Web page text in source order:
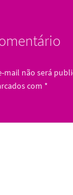
mail não será
com *